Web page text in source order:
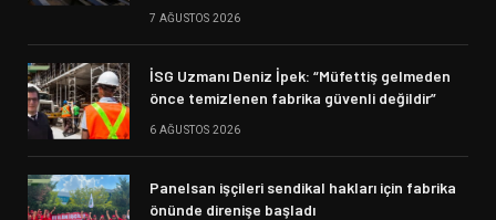
7 AĞUSTOS 2026
İSG Uzmanı Deniz İpek: “Müfettiş gelmeden
önce temizlenen fabrika güvenli değildir”
6 AĞUSTOS 2026
Panelsan işçileri sendikal hakları için fabrika
önünde direnişe başladı